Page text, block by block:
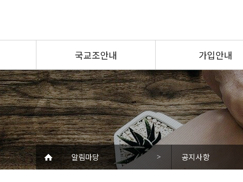
국교조안내
국교조소개
위원장인사
조직안내
UI소개
주요사업
찾아오시는길
경북대학교 대구캠퍼스
가입안내
가입절차
가입신청서
알림마당 > 공지사항